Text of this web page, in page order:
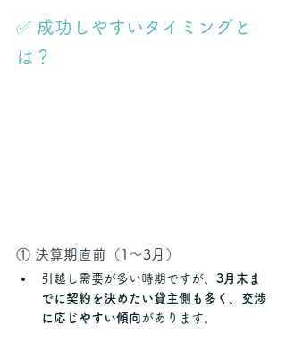
✅ 成功しやすいタイミングと
は？
① 決算期直前（1〜3月）
引越し需要が多い時期ですが、 3月末ま
でに契約を決めたい貸主側も多く、交渉
に応じやすい傾向 があります。